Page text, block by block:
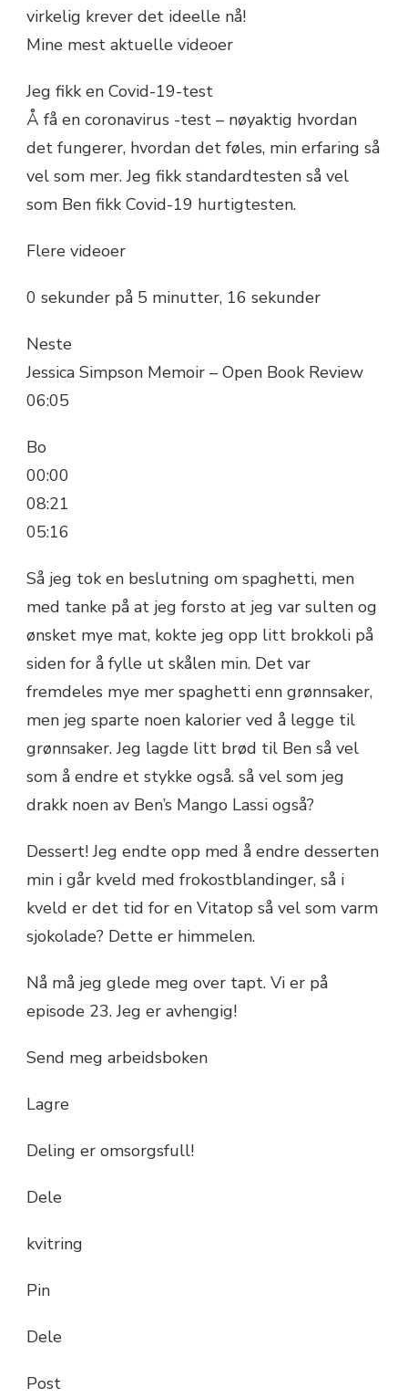
virkelig krever det ideelle nå!
Mine mest aktuelle videoer
Jeg fikk en Covid-19-test
Å få en coronavirus -test – nøyaktig hvordan
det fungerer, hvordan det føles, min erfaring så
vel som mer. Jeg fikk standardtesten så vel
som Ben fikk Covid-19 hurtigtesten.
Flere videoer
0 sekunder på 5 minutter, 16 sekunder
Neste
Jessica Simpson Memoir – Open Book Review
06:05
Bo
00:00
08:21
05:16
Så jeg tok en beslutning om spaghetti, men
med tanke på at jeg forsto at jeg var sulten og
ønsket mye mat, kokte jeg opp litt brokkoli på
siden for å fylle ut skålen min. Det var
fremdeles mye mer spaghetti enn grønnsaker,
men jeg sparte noen kalorier ved å legge til
grønnsaker. Jeg lagde litt brød til Ben så vel
som å endre et stykke også. så vel som jeg
drakk noen av Ben’s Mango Lassi også?
Dessert! Jeg endte opp med å endre desserten
min i går kveld med frokostblandinger, så i
kveld er det tid for en Vitatop så vel som varm
sjokolade? Dette er himmelen.
Nå må jeg glede meg over tapt. Vi er på
episode 23. Jeg er avhengig!
Send meg arbeidsboken
Lagre
Deling er omsorgsfull!
Dele
kvitring
Pin
Dele
Post